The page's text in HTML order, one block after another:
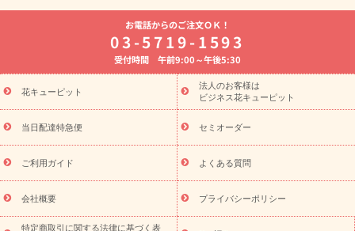
よく贈られる花
お祝いの花特集
誕生日フラワーギフト特集
8月の誕生花(トルコキキョウ)
開店・開業祝い
お供え・お悔やみ お供え・お悔やみの花
通夜・葬儀に贈る花 胡蝶蘭・花鉢
ーブドフラワー
季節のイベント
ひまわり ギフト・プレゼント
特集
お盆 花（新盆・初盆） 季節のイベント
お盆 花（新
盆・初盆）
お盆 花（新盆・初盆）
お盆・お供え 花とセットギ
フト
お盆・お供え プリザーブドフラワー
ひまわり ギフト・プ
レゼント特集
夏の花贈り・お中元・暑中見舞い 花のギフト特集
敬老の日におくる花ギフト・プレゼント特集
花ギフト・プレゼント特集
敬老の日 花のおすすめランキング
敬
老の日 花鉢植えのギフト・プレゼント特集
敬老の日 花とセットギ
フト・プレゼント特集
敬老の日の花 全てのギフト一覧
キャン
お電話からのご注文ＯＫ！
03-5719-1593
受付時間 午前9:00～午後5:30
花キューピット
法人のお客様は
ビジネス花キューピット
当日配達特急便 セミオーダー
ご利用ガイド よくある質問
会社概要 プライバシーポリシー
特定商取引に関する法律に基づく表